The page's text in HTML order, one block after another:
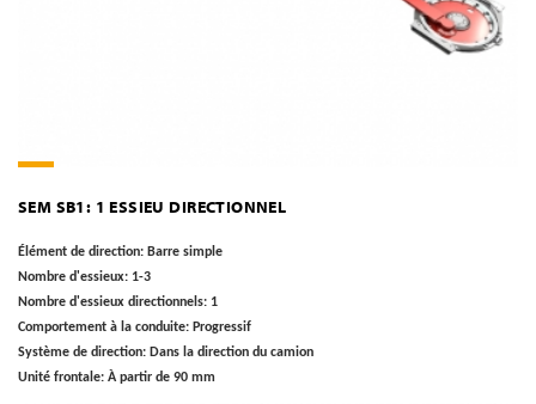
SEM SB1: 1 ESSIEU DIRECTIONNEL
Élément de direction: Barre simple
Nombre d'essieux: 1-3
Nombre d'essieux directionnels: 1
Comportement à la conduite: Progressif
Système de direction: Dans la direction du camion
Unité frontale: À partir de 90 mm